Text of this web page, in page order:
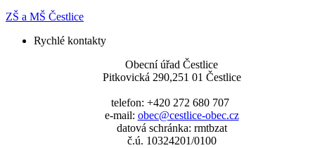
ZŠ a MŠ Čestlice
Rychlé kontakty
Obecní úřad Čestlice
Pitkovická 290,251 01 Čestlice
telefon: +420 272 680 707
e-mail: obec@cestlice-obec.cz
datová schránka: rmtbzat
č.ú. 10324201/0100